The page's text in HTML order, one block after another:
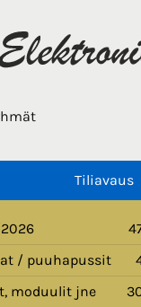
Tiliavaus
/ puuhapussit
moduulit jne